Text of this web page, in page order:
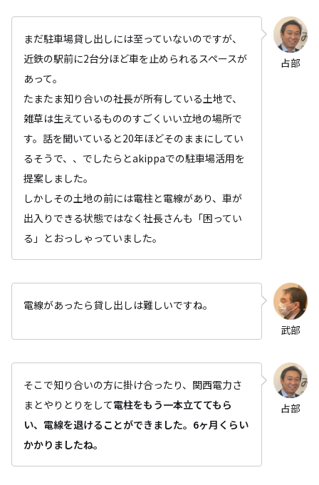
まだ駐車場貸し出しには至っていないのですが、
近鉄の駅前に2台分ほど車を止められるスペースが
あって。
たまたま知り合いの社長が所有している土地で、
雑草は生えているもののすごくいい立地の場所で
す。話を聞いていると20年ほどそのままにしてい
るそうで、、でしたらとakippaでの駐車場活用を
提案しました。
しかしその土地の前には電柱と電線があり、車が
出入りできる状態ではなく社長さんも「困ってい
る」とおっしゃっていました。
占部
電線があったら貸し出しは難しいですね。
武部
そこで知り合いの方に掛け合ったり、関西電力さ
まとやりとりをして電柱をもう一本立ててもら
い、電線を退けることができました。6ヶ月くらい
かかりましたね。
占部